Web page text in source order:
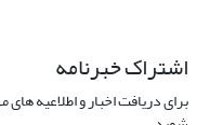
اشتراک خبرنامه
برای دریافت اخبار و اطلاعیه